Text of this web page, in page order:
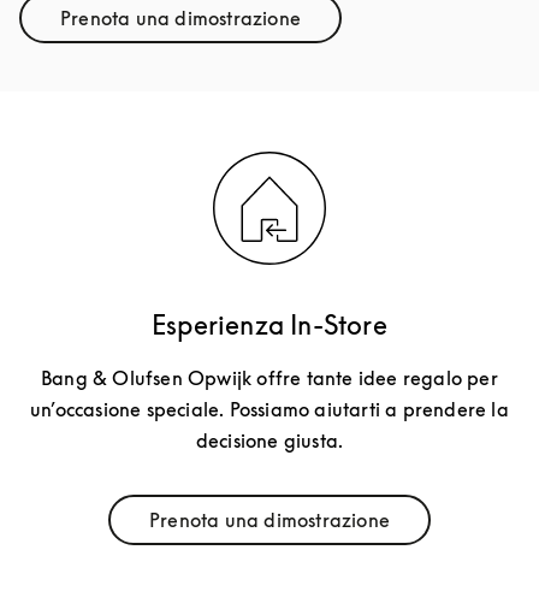
Prenota una dimostrazione
Link Opens in New Tab
Esperienza In-Store
Bang & Olufsen Opwijk offre tante idee regalo per
un’occasione speciale. Possiamo aiutarti a prendere la
decisione giusta.
Prenota una dimostrazione
Link Opens in New Tab